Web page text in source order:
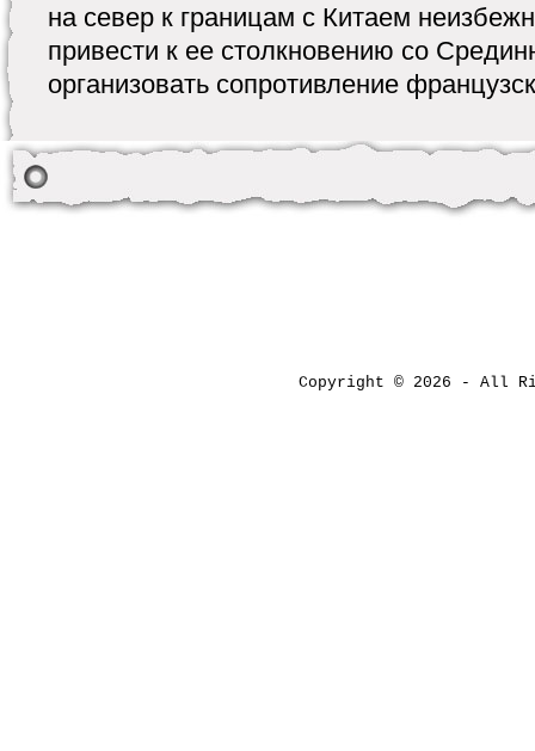
на север к границам с Китаем
привести к ее столкновению со
организовать сопротивление
Copyright © 2026 - All